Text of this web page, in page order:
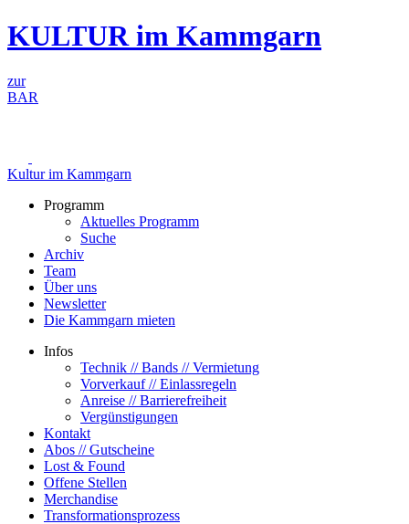
Zum
Inhalt
KULTUR im Kammgarn
zur
BAR
Kultur im Kammgarn
Programm
Aktuelles Programm
Suche
Archiv
Team
Über uns
Newsletter
Die Kammgarn mieten
Infos
Technik // Bands // Vermietung
Vorverkauf // Einlassregeln
Anreise // Barrierefreiheit
Vergünstigungen
Kontakt
Abos // Gutscheine
Lost & Found
Offene Stellen
Merchandise
Transformationsprozess